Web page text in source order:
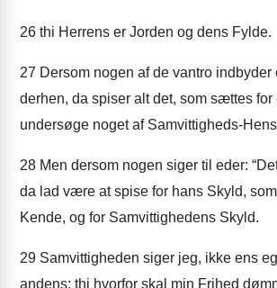
26 thi Herrens er Jorden og dens Fylde.
27 Dersom nogen af de vantro indbyder
derhen, da spiser alt det, som sættes for
undersøge noget af Samvittigheds-
28 Men dersom nogen siger til eder:
da lad være at spise for hans Skyld, som
Kende, og for Samvittighedens Skyld.
29 Samvittigheden siger jeg, ikke ens
andens; thi hvorfor skal min Frihed